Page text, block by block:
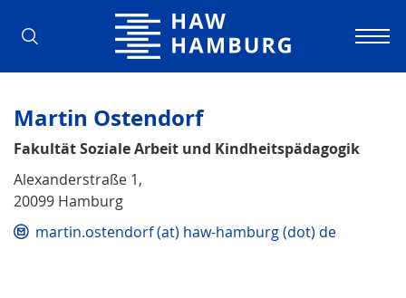
Hamburg University of Applied
Martin Ostendorf
Fakultät Soziale Arbeit und Kindheitspädagogik
Alexanderstraße 1,
20099 Hamburg
martin.ostendorf (at) haw-hamburg (dot) de